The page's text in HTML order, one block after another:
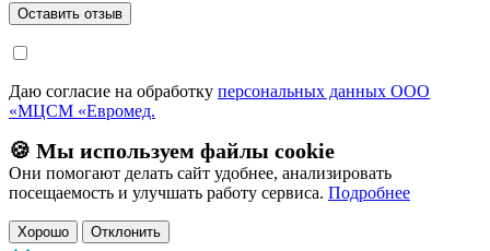
Даю согласие на обработку персональных данных ООО
«МЦСМ «Евромед.
🍪 Мы используем файлы cookie
Они помогают делать сайт удобнее, анализировать
посещаемость и улучшать работу сервиса. Подробнее
Хорошо Отклонить